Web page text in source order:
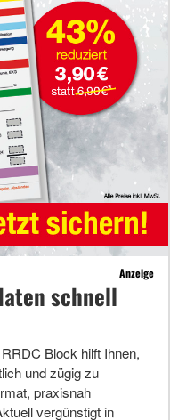
Anzeige
schnell
Block hilft Ihnen,
und zügig zu
praxisnah
vergünstigt in